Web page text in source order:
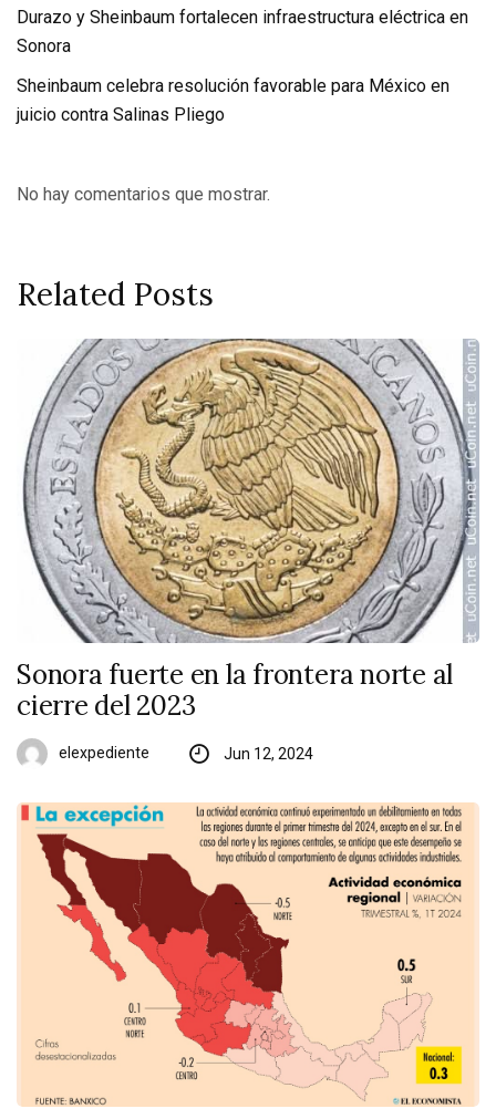
Durazo y Sheinbaum fortalecen infraestructura eléctrica en
Sonora
Sheinbaum celebra resolución favorable para México en
juicio contra Salinas Pliego
No hay comentarios que mostrar.
Related Posts
Sonora fuerte en la frontera norte al
cierre del 2023
elexpediente Jun 12, 2024